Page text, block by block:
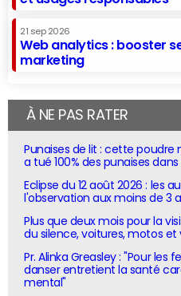
21 sep 2026
Web analytics : booster
marketing
À NE PAS RATER
Punaises de lit : cette
a tué 100% des punaises
Eclipse du 12 août 2026 : les
l'observation aux moins de 3
Plus que deux mois pour la
du silence, voitures, motos et
Pr. Alinka Greasley : "Pour les
danser entretient la santé
mental"